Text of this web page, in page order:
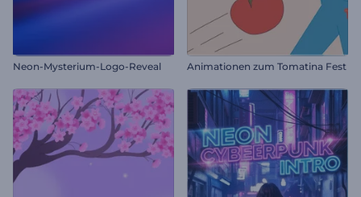
Neon-Mysterium-Logo-Reveal Animationen zum Tomatina Fest